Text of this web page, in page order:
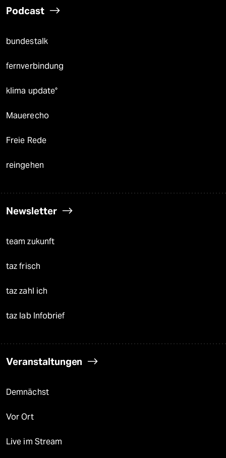
Podcast
bundestalk
fernverbindung
klima update°
Mauerecho
Freie Rede
reingehen
Newsletter
team zukunft
taz frisch
taz zahl ich
taz lab Infobrief
Veranstaltungen
Demnächst
Vor Ort
Live im Stream